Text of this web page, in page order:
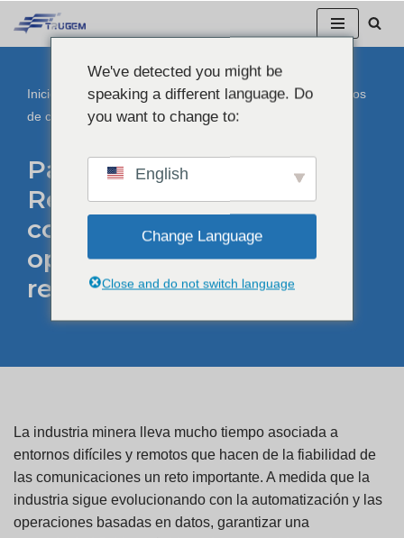
Ir
contenido
Inicio Blog"Pasarelas robustas 5G: Resolviendo los retos
de conectividad en operaciones mineras remotas
Pasarelas robustas 5G:
Resolviendo los retos de
conectividad en
operaciones mineras
remotas
La industria minera lleva mucho tiempo asociada a
entornos difíciles y remotos que hacen de la fiabilidad de
las comunicaciones un reto importante. A medida que la
industria sigue evolucionando con la automatización y las
operaciones basadas en datos, garantizar una
We've detected you might be
speaking a different language. Do
you want to change to:
English
Change Language
Close and do not switch language